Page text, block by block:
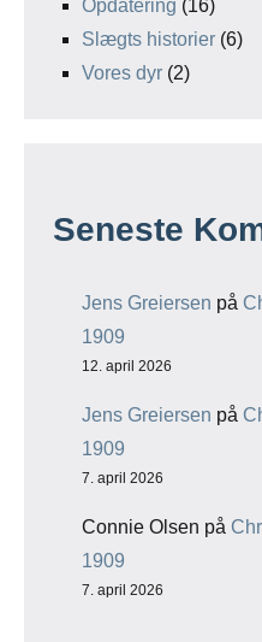
Opdatering (16)
Slægts historier (6)
Vores dyr (2)
Seneste
Jens Greiersen på
1909
12. april 2026
Jens Greiersen på
1909
7. april 2026
Connie Olsen på
1909
7. april 2026